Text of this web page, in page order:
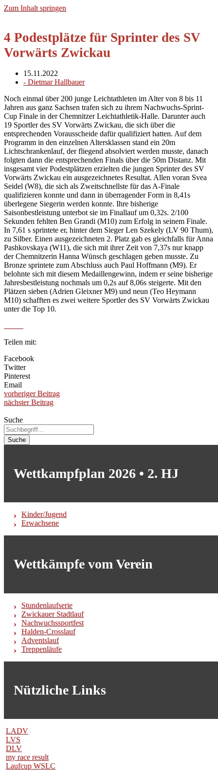
Zum Inhalt springen
4 Podestplätze für Sprinter des SV
Vorwärts Zwickau
15.11.2022
- Dietmar Hallbauer
Noch einmal über 200 junge Leichtathleten im Alter von 8 bis 11
Jahren aus ganz Sachsen trafen sich zu ihrem Nachwuchs-Sprint-
Cup Finale in der Chemnitzer Leichtathletik-Halle. Darunter auch
19 Sportler des SV Vorwärts Zwickau, die sich über die
entsprechenden Vorausscheide dafür qualifiziert hatten. Auf dem
Programm in den einzelnen Altersklassen stand ein 20m
Lichtschrankenlauf, der fliegend absolviert werden musste, danach
folgten dann die entsprechenden Finals über die 50m Distanz. Mit
insgesamt vier Podestplätzen erzielten die jungen Sprinter des SV
Vorwärts Zwickau ein ausgezeichnetes Resultat. Allen voran Svea
Seidel (W8), die sich als Zweitschnellste für das A-Finale
qualifizieren konnte und dann in überragender Form in 8,41s
überlegene Siegerin werden konnte. Ihre bisherige
Saisonbestleistung unterbot sie im Finallauf um 0,32s. 2/100
Sekunden fehlten Ben Grandi (M10) zum Erfolg in seinem Finale.
In 7,61 s sprintete er, hinter dem Sieger Len Szekely (LV 90 Thum),
zu Silber. Einen ausgezeichneten 2. Platz gab es gleichfalls für Anna
Pashkovskaya (W11), die sich mit ihrer Zeit von 7,37s nur knapp
der Chemnitzerin Hanna Wünsch geschlagen geben musste. Zu
Bronze sprintete zum Abschluss auch Paul Hoffmann (M9). Er
belohnte sich mit diesem Medaillengewinn, indem er seine bisherige
Jahresbestleistung nochmals um 0,2s auf 8,06s steigerte. Mit den
Plätzen sieben (Adrien Gleixner M9) und neun (Teo Heymann
M10) schafften es zwei weitere Sportler des SV Vorwärts Zwickau
unter die Top 10.
Teilen mit:
Facebook
Twitter
Pinterest
Email
vorheriger Beitrag
nächster Beitrag
Suche
Suche
Wettkampfplan 2026 • 2. HJ
Kinder/Jugend
Erwachsene
Wettkämpfe vom Verein
Stundenlaufserie
Zwickauer Stadtlauf
Nachwuchssportfest
Halden-Crosslauf
Adventslauf
Treppenläufe
Nützliche Links
LADV
LVS
DLV
my race result
Laufcup WSLC